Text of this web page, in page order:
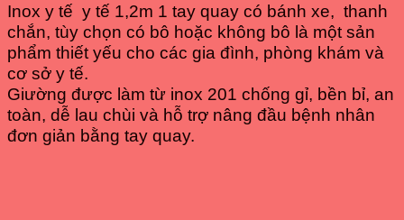
Inox y tế y tế 1,2m 1 tay quay có bánh xe, thanh
chắn, tùy chọn có bô hoặc không bô là một sản
phẩm thiết yếu cho các gia đình, phòng khám và
cơ sở y tế.
Giường được làm từ inox 201 chống gỉ, bền bỉ, an
toàn, dễ lau chùi và hỗ trợ nâng đầu bệnh nhân
đơn giản bằng tay quay.